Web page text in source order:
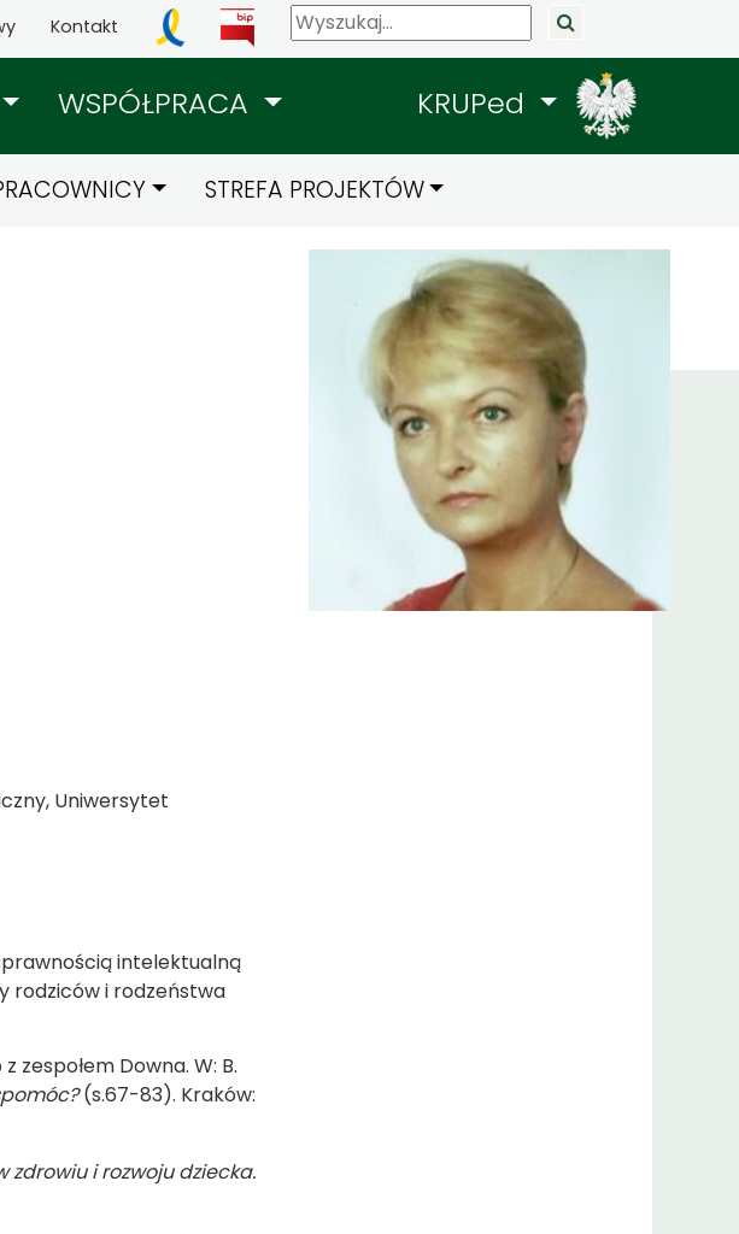
Kontakt
WSPÓŁPRACA KRUPed
STREFA PROJEKTÓW
Uniwersytet
intelektualną
rodziców i rodzeństwa
zespołem Downa. W: B.
(s.67-83). Kraków:
zdrowiu i rozwoju dziecka.